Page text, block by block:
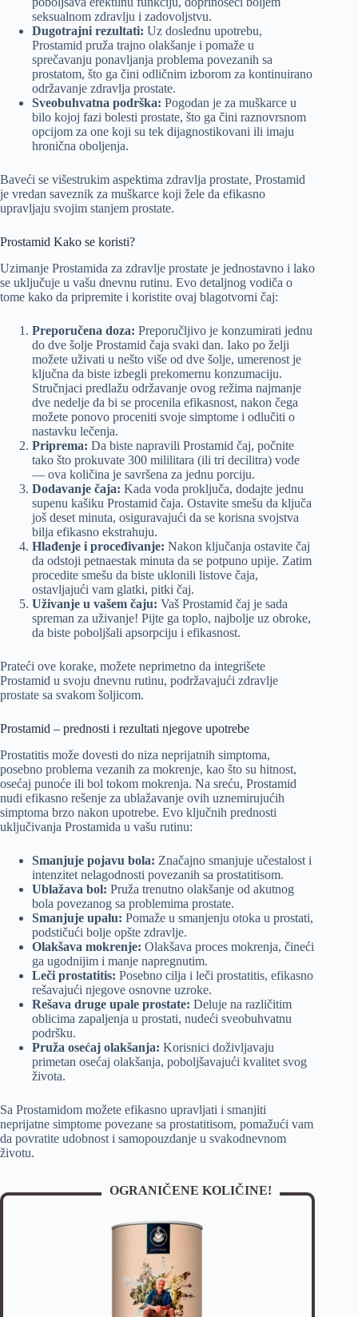
seksualnom zdravlju i zadovoljstvu.
Dugotrajni rezultati: Uz doslednu upotrebu,
Prostamid pruža trajno olakšanje i pomaže u
sprečavanju ponavljanja problema povezanih sa
prostatom, što ga čini odličnim izborom za kontinuirano
održavanje zdravlja prostate.
Sveobuhvatna podrška: Pogodan je za muškarce u
bilo kojoj fazi bolesti prostate, što ga čini raznovrsnom
opcijom za one koji su tek dijagnostikovani ili imaju
hronična oboljenja.
Baveći se višestrukim aspektima zdravlja prostate, Prostamid
je vredan saveznik za muškarce koji žele da efikasno
upravljaju svojim stanjem prostate.
Prostamid Kako se koristi?
Uzimanje Prostamida za zdravlje prostate je jednostavno i lako
se uključuje u vašu dnevnu rutinu. Evo detaljnog vodiča o
tome kako da pripremite i koristite ovaj blagotvorni čaj:
Preporučena doza: Preporučljivo je konzumirati jednu
do dve šolje Prostamid čaja svaki dan. Iako po želji
možete uživati u nešto više od dve šolje, umerenost je
ključna da biste izbegli prekomernu konzumaciju.
Stručnjaci predlažu održavanje ovog režima najmanje
dve nedelje da bi se procenila efikasnost, nakon čega
možete ponovo proceniti svoje simptome i odlučiti o
nastavku lečenja.
Priprema: Da biste napravili Prostamid čaj, počnite
tako što prokuvate 300 mililitara (ili tri decilitra) vode
— ova količina je savršena za jednu porciju.
Dodavanje čaja: Kada voda proključa, dodajte jednu
supenu kašiku Prostamid čaja. Ostavite smešu da ključa
još deset minuta, osiguravajući da se korisna svojstva
bilja efikasno ekstrahuju.
Hlađenje i proceđivanje: Nakon ključanja ostavite čaj
da odstoji petnaestak minuta da se potpuno upije. Zatim
procedite smešu da biste uklonili listove čaja,
ostavljajući vam glatki, pitki čaj.
Uživanje u vašem čaju: Vaš Prostamid čaj je sada
spreman za uživanje! Pijte ga toplo, najbolje uz obroke,
da biste poboljšali apsorpciju i efikasnost.
Prateći ove korake, možete neprimetno da integrišete
Prostamid u svoju dnevnu rutinu, podržavajući zdravlje
prostate sa svakom šoljicom.
Prostamid – prednosti i rezultati njegove upotrebe
Prostatitis može dovesti do niza neprijatnih simptoma,
posebno problema vezanih za mokrenje, kao što su hitnost,
osećaj punoće ili bol tokom mokrenja. Na sreću, Prostamid
nudi efikasno rešenje za ublažavanje ovih uznemirujućih
simptoma brzo nakon upotrebe. Evo ključnih prednosti
uključivanja Prostamida u vašu rutinu:
Smanjuje pojavu bola: Značajno smanjuje učestalost i
intenzitet nelagodnosti povezanih sa prostatitisom.
Ublažava bol: Pruža trenutno olakšanje od akutnog
bola povezanog sa problemima prostate.
Smanjuje upalu: Pomaže u smanjenju otoka u prostati,
podstičući bolje opšte zdravlje.
Olakšava mokrenje: Olakšava proces mokrenja, čineći
ga ugodnijim i manje napregnutim.
Leči prostatitis: Posebno cilja i leči prostatitis, efikasno
rešavajući njegove osnovne uzroke.
Rešava druge upale prostate: Deluje na različitim
oblicima zapaljenja u prostati, nudeći sveobuhvatnu
podršku.
Pruža osećaj olakšanja: Korisnici doživljavaju
primetan osećaj olakšanja, poboljšavajući kvalitet svog
života.
Sa Prostamidom možete efikasno upravljati i smanjiti
neprijatne simptome povezane sa prostatitisom, pomažući vam
da povratite udobnost i samopouzdanje u svakodnevnom
životu.
OGRANIČENE KOLIČINE!